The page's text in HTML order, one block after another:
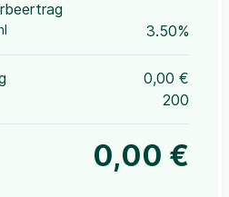
3.50%
0,00 €
200
0,00 €